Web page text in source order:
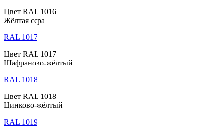
Цвет RAL 1016
Жёлтая сера
RAL 1017
Цвет RAL 1017
Шафраново-жёлтый
RAL 1018
Цвет RAL 1018
Цинково-жёлтый
RAL 1019